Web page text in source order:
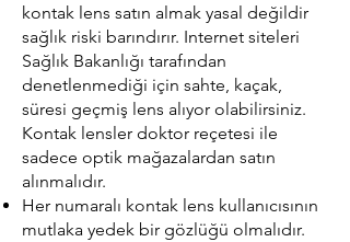
kontak lens satın almak yasal değildir
sağlık riski barındırır. Internet siteleri
Sağlık Bakanlığı tarafından
denetlenmediği için sahte, kaçak,
süresi geçmiş lens alıyor olabilirsiniz.
Kontak lensler doktor reçetesi ile
sadece optik mağazalardan satın
alınmalıdır.
Her numaralı kontak lens kullanıcısının
mutlaka yedek bir gözlüğü olmalıdır.